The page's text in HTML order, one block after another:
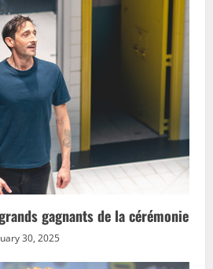
gagnants de la cérémonie
30, 2025